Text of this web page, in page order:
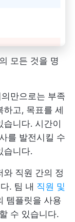
모든 것을 명
만으로는 부족
하고, 목표를 세
습니다. 시간이
를 발전시킬 수
습니다.
와 직원 간의 정
. 팀 내 직원 및
템플릿을 사용
수 있습니다.